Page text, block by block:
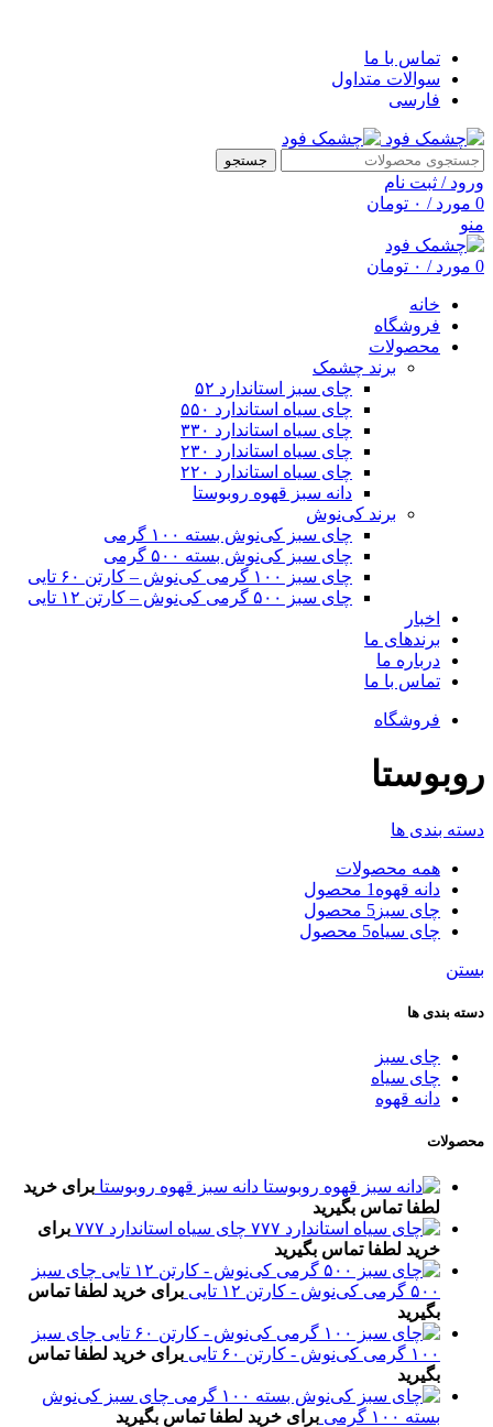
تماس با ما
سوالات متداول
فارسی
جستجو
ورود / ثبت نام
0 مورد / ۰ تومان
منو
0 مورد / ۰ تومان
خانه
فروشگاه
محصولات
برند چشمک
چای سبز استاندارد ۵۲
چای سیاه استاندارد ۵۵۰
چای سیاه استاندارد ۳۳۰
چای سیاه استاندارد ۲۳۰
چای سیاه استاندارد ۲۲۰
دانه سبز قهوه روبوستا
برند کی‌نوش
چای سبز کی‌نوش بسته ۱۰۰ گرمی
چای سبز کی‌نوش بسته ۵۰۰ گرمی
چای سبز ۱۰۰ گرمی کی‌نوش – کارتن ۶۰ تایی
چای سبز ۵۰۰ گرمی کی‌نوش – کارتن ۱۲ تایی
اخبار
برندهای ما
درباره ما
تماس با ما
فروشگاه
روبوستا
دسته بندی ها
همه محصولات
دانه قهوه 1 محصول
چای سبز 5 محصول
چای سیاه5 محصول
بستن
دسته بندی ها
چای سبز
چای سیاه
دانه قهوه
محصولات
دانه سبز قهوه روبوستا برای خرید
لطفا تماس بگیرید
چای سیاه استاندارد ۷۷۷
برای
خرید لطفا تماس بگیرید
چای سبز
۵۰۰ گرمی کی‌نوش - کارتن ۱۲ تایی
برای خرید لطفا تماس
بگیرید
چای سبز
۱۰۰ گرمی کی‌نوش - کارتن ۶۰ تایی
برای خرید لطفا تماس
بگیرید
چای سبز کی‌نوش
بسته ۱۰۰ گرمی
برای خرید لطفا تماس بگیرید